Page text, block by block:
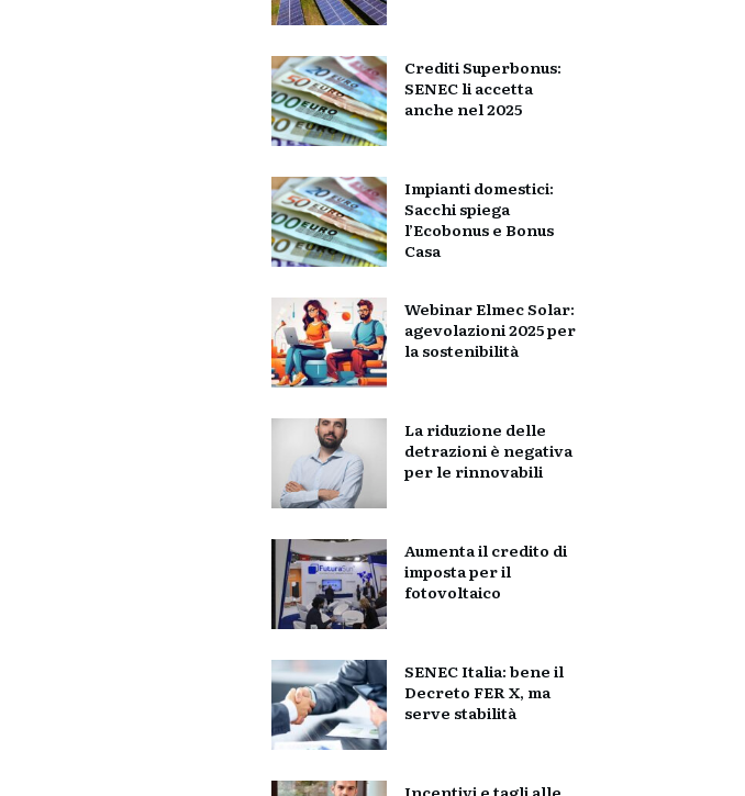
Crediti Superbonus:
SENEC li accetta
anche nel 2025
Impianti domestici:
Sacchi spiega
l’Ecobonus e Bonus
Casa
Webinar Elmec Solar:
agevolazioni 2025 per
la sostenibilità
La riduzione delle
detrazioni è negativa
per le rinnovabili
Aumenta il credito di
imposta per il
fotovoltaico
SENEC Italia: bene il
Decreto FER X, ma
serve stabilità
Incentivi e tagli alle